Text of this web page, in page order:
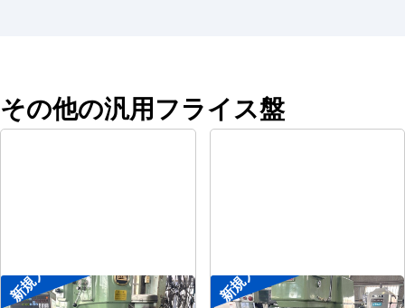
その他の汎用フライス盤
新規入荷
#2立フライス盤 新規入荷
#2立フライス盤